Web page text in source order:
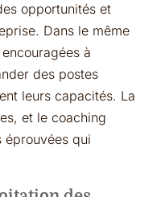
opportunités et
Dans le même
à
des postes
leurs capacités. La
et le coaching
éprouvées qui